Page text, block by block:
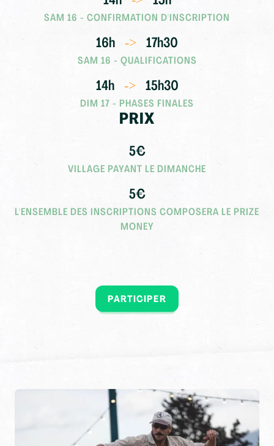
SAM 16 - CONFIRMATION D'INSCRIPTION
16h -> 17h30
SAM 16 - QUALIFICATIONS
14h -> 15h30
DIM 17 - PHASES FINALES
PRIX
5€
VILLAGE PAYANT LE DIMANCHE
5€
L'ENSEMBLE DES INSCRIPTIONS COMPOSERA LE PRIZE
MONEY
PARTICIPER